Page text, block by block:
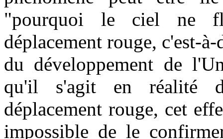
"pourquoi le ciel ne
déplacement rouge, c'est-
du développement de
qu'il s'agit en réalité
déplacement rouge, cet
impossible de le